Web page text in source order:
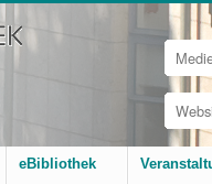
Website
eBibliothek